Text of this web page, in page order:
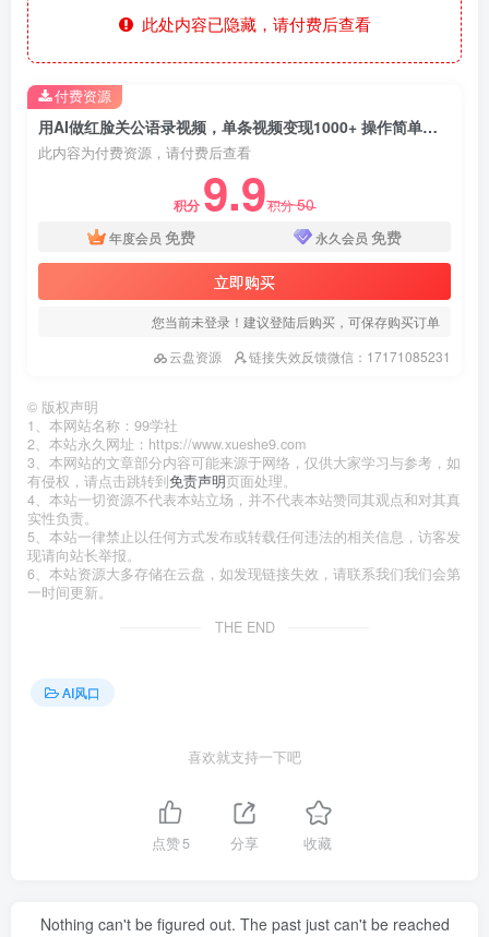
此处内容已隐藏，请付费后查看
用AI做红脸关公语录视频，单条视频变现1000+ 操作简单易上手
此内容为付费资源，请付费后查看
积分 9.9积分50
年度会员 免费 永久会员 免费
立即购买
您当前未登录！建议登陆后购买，可保存购买订单
云盘资源
链接失效反馈微信：17171085231
付费资源
© 版权声明
1、本网站名称：99学社
2、本站永久网址：https://www.xueshe9.com
3、本网站的文章部分内容可能来源于网络，仅供大家学习与参考，如
有侵权，请点击跳转到免责声明页面处理。
4、本站一切资源不代表本站立场，并不代表本站赞同其观点和对其真
实性负责。
5、本站一律禁止以任何方式发布或转载任何违法的相关信息，访客发
现请向站长举报。
6、本站资源大多存储在云盘，如发现链接失效，请联系我们我们会第
一时间更新。
THE END
AI风口
喜欢就支持一下吧
点赞5 分享 收藏
Nothing can't be figured out. The past just can't be reached